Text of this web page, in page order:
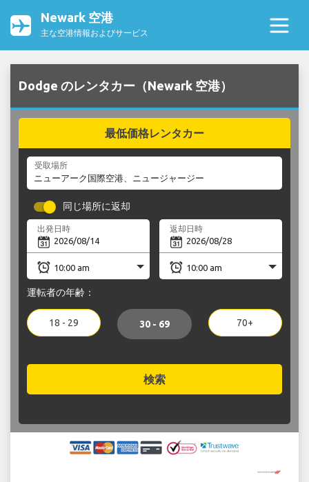
Newark 空港
主な空港情報およびサービス
Dodge のレンタカー（Newark 空港）
最低価格レンタカー
受取場所
同じ場所に返却
出発日時 返却日時
運転者の年齢：
18 - 29 30 - 69 70+
検索